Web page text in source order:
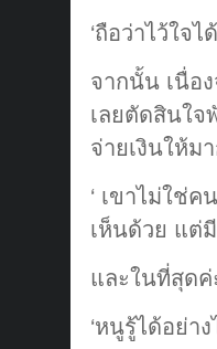
‘ถือว่าไว้ใจ
จากนั้น เนื่อ
เลยตัดสินใจ
จ่ายเงินให้ม
‘ เขาไม่ใช่
เห็นด้วย แต่
และในที่สุด
‘หนูรู้ได้อย่า